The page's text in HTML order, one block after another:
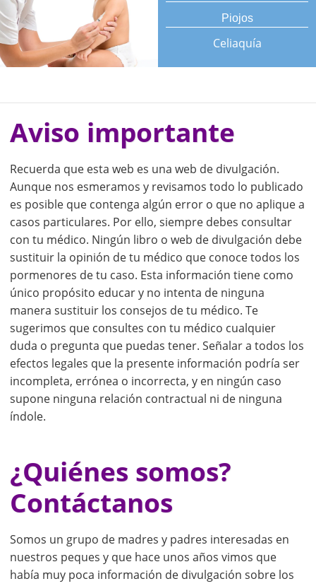
Piojos
Celiaquía
Aviso importante
Recuerda que esta web es una web de divulgación.
Aunque nos esmeramos y revisamos todo lo publicado
es posible que contenga algún error o que no aplique a
casos particulares. Por ello, siempre debes consultar
con tu médico. Ningún libro o web de divulgación debe
sustituir la opinión de tu médico que conoce todos los
pormenores de tu caso. Esta información tiene como
único propósito educar y no intenta de ninguna
manera sustituir los consejos de tu médico. Te
sugerimos que consultes con tu médico cualquier
duda o pregunta que puedas tener. Señalar a todos los
efectos legales que la presente información podría ser
incompleta, errónea o incorrecta, y en ningún caso
supone ninguna relación contractual ni de ninguna
índole.
¿Quiénes somos?
Contáctanos
Somos un grupo de madres y padres interesadas en
nuestros peques y que hace unos años vimos que
había muy poca información de divulgación sobre los